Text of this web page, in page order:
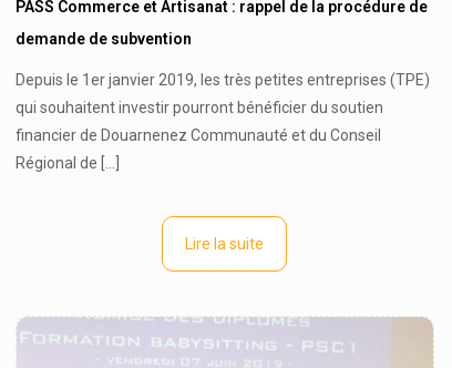
PASS Commerce et Artisanat : rappel de la procédure de
demande de subvention
Depuis le 1er janvier 2019, les très petites entreprises (TPE)
qui souhaitent investir pourront bénéficier du soutien
financier de Douarnenez Communauté et du Conseil
Régional de
Lire la suite